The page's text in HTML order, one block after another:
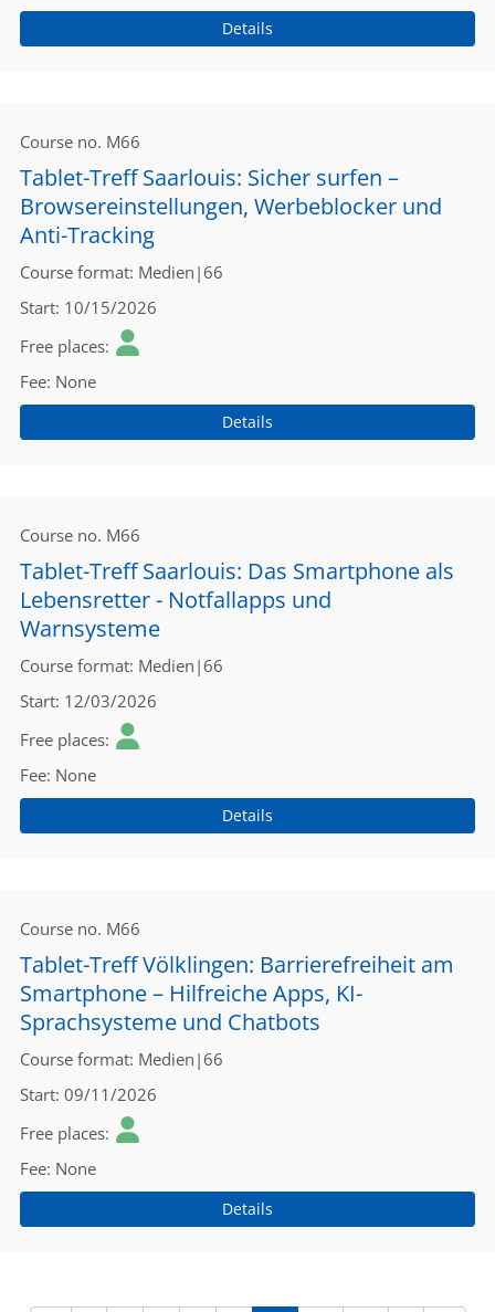
Details
Course no. M66
Tablet-Treff Saarlouis: Sicher surfen –
Browsereinstellungen, Werbeblocker und
Anti-Tracking
Course format Medien|66
Start 10/15/2026
Free places
Fee None
Details
Course no. M66
Tablet-Treff Saarlouis: Das Smartphone als
Lebensretter - Notfallapps und
Warnsysteme
Course format Medien|66
Start 12/03/2026
Free places
Fee None
Details
Course no. M66
Tablet-Treff Völklingen: Barrierefreiheit am
Smartphone – Hilfreiche Apps, KI-
Sprachsysteme und Chatbots
Course format Medien|66
Start 09/11/2026
Free places
Fee None
Details